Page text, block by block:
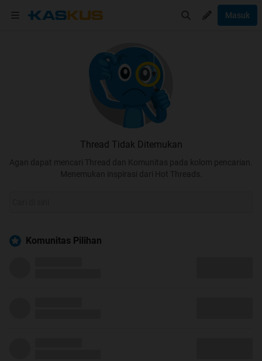
Masuk
Thread Tidak Ditemukan
Agan dapat mencari Thread dan Komunitas pada kolom pencarian.
Menemukan inspirasi dari Hot Threads.
Komunitas Pilihan